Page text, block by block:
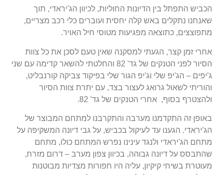
הכביש התפתל בין הדיונות החוליות, לכיוון הג'יראדי, תוך
שאנחנו נתקלים באש קלה יחסית ועוברים כלי רכב מצריים,
מתפוצצים, כתוצאה מפגיעות מטוסי חיל האויר.
אחרי זמן קצר, הגעתי למסקנה שאין טעם לסכן את כל צוות
הסיור לפני הטנקים של גד' 82 והחלטתי להשאר קדימה עם שני
ג'יפים – הג'יפ שלי וג'יפ הגור שלי בפיקוד צביקה קורנבליט,
והוריתי לשאול גרואג לעצור בצד, עם יתרת צוות הסיור
ולהצטרף בסוף, אחרי הטנקים של גד' 82.
באופן זה התקדמנו מערבה והתקרבנו למתחם המבוצר של
הג'יראדי. הגענו עד לעיקול בכביש, על גבי דיונה המשקיפה על
מתחם הג'יראדי ולנגד עינינו נפרש המתחם כולו, מתחם
שהתבסס על דיונה גבוהה, בכיוון צפון מערב – דרום מזרח,
מעוטרת בשיחי קיקיון, עליה היו חפורות מצדיות מבוטנות